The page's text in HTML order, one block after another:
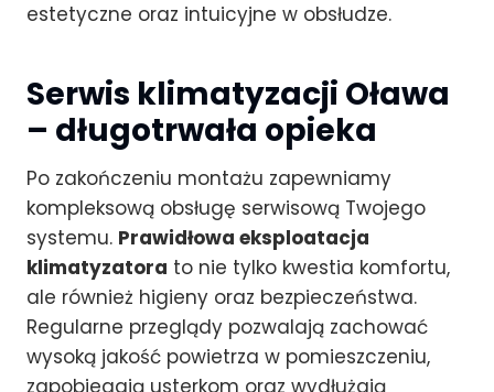
estetyczne oraz intuicyjne w obsłudze.
Serwis klimatyzacji Oława
– długotrwała opieka
Po zakończeniu montażu zapewniamy
kompleksową obsługę serwisową Twojego
systemu. Prawidłowa eksploatacja
klimatyzatora to nie tylko kwestia komfortu,
ale również higieny oraz bezpieczeństwa.
Regularne przeglądy pozwalają zachować
wysoką jakość powietrza w pomieszczeniu,